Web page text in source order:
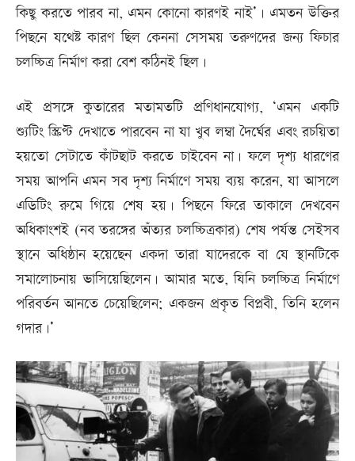
কিছু করতে পারব না, এমন কোনো কারণই নাই’। এমতন উক্তির
পিছনে যথেষ্ট কারণ ছিল কেননা সেসময় তরুণদের জন্য ফিচার
চলচ্চিত্র নির্মাণ করা বেশ কঠিনই ছিল।
এই প্রসঙ্গে কুতারের মতামতটি প্রণিধানযোগ্য, ‘এমন একটি
শ্যুটিং স্ক্রিপ্ট দেখাতে পারবেন না যা খুব লম্বা দৈর্ঘের এবং রচয়িতা
হয়তো সেটাতে কাঁটছাট করতে চাইবেন না। ফলে দৃশ্য ধারণের
সময় আপনি এমন সব দৃশ্য নির্মাণে সময় ব্যয় করেন, যা আসলে
এডিটিং রুমে গিয়ে শেষ হয়। পিছনে ফিরে তাকালে দেখবেন
অধিকাংশই (নব তরঙ্গের অঁত্যর চলচ্চিত্রকার) শেষ পর্যন্ত সেইসব
স্থানে অধিষ্ঠান হয়েছেন একদা তারা যাদেরকে বা যে স্থানটিকে
সমালোচনায় ভাসিয়েছিলেন। আমার মতে, যিনি চলচ্চিত্র নির্মাণে
পরিবর্তন আনতে চেয়েছিলেন; একজন প্রকৃত বিপ্লবী, তিনি হলেন
গদার।’